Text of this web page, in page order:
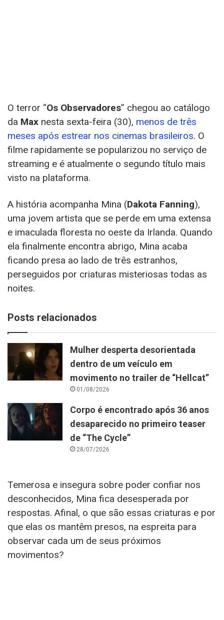
O terror “Os Observadores” chegou ao catálogo
da Max nesta sexta-feira (30), menos de três
meses após estrear nos cinemas brasileiros. O
filme rapidamente se popularizou no serviço de
streaming e é atualmente o segundo título mais
visto na plataforma.
A história acompanha Mina (Dakota Fanning),
uma jovem artista que se perde em uma extensa
e imaculada floresta no oeste da Irlanda. Quando
ela finalmente encontra abrigo, Mina acaba
ficando presa ao lado de três estranhos,
perseguidos por criaturas misteriosas todas as
noites.
Posts relacionados
Mulher desperta desorientada
dentro de um veículo em
movimento no trailer de “Hellcat”
01/08/2026
Corpo é encontrado após 36 anos
desaparecido no primeiro teaser
de “The Cycle”
28/07/2026
Temerosa e insegura sobre poder confiar nos
desconhecidos, Mina fica desesperada por
respostas. Afinal, o que são essas criaturas e por
que elas os mantêm presos, na espreita para
observar cada um de seus próximos
movimentos?